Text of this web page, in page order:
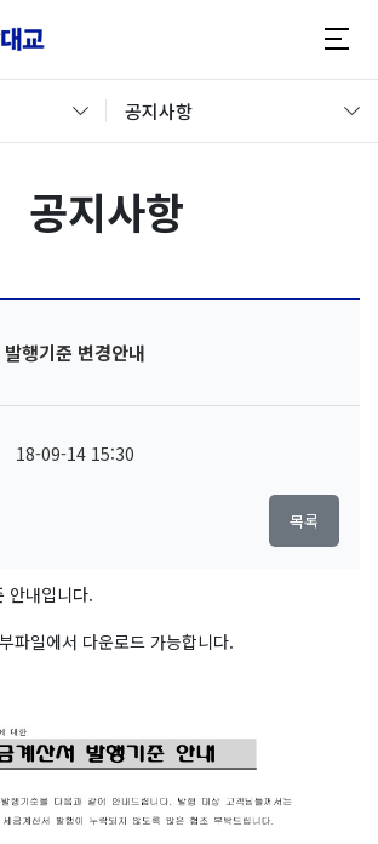
공지사항
공지사항
행기준 변경안내
18-09-14 15:30
목록
안내입니다.
파일에서 다운로드 가능합니다.